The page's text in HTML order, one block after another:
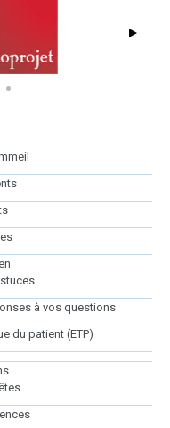
à vos questions
du patient (ETP)